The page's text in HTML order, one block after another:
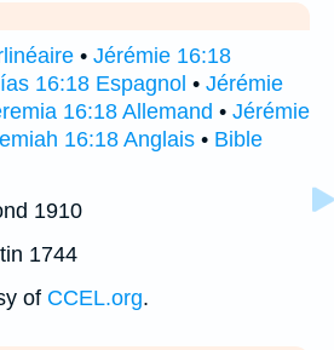
• Jérémie 16:18
16:18 Espagnol • Jérémie
16:18 Allemand • Jérémie
16:18 Anglais • Bible
1910
1744
of CCEL.org.